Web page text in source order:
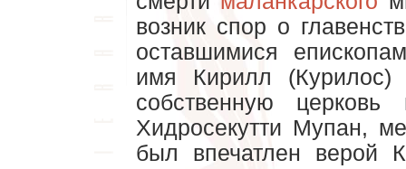
возник спор о
оставшимися
имя Кирилл (Курилос)
собственную
Хидросекутти Мупан,
был впечатлен верой